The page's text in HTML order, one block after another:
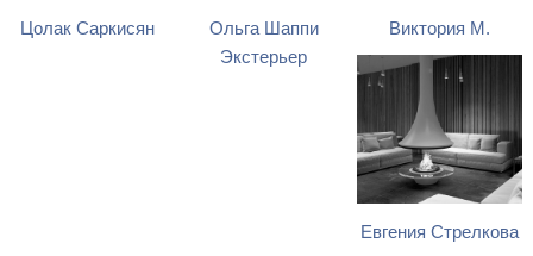
Цолак Саркисян
Ольга Шаппи
Экстерьер
Виктория М.
Евгения Стрелкова